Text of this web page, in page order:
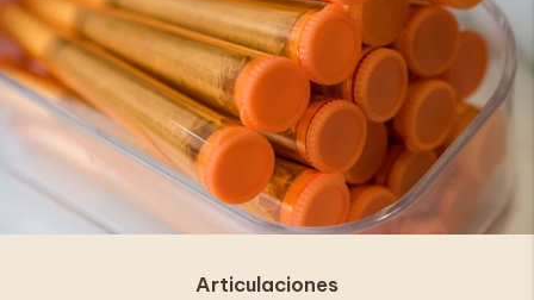
Articulaciones